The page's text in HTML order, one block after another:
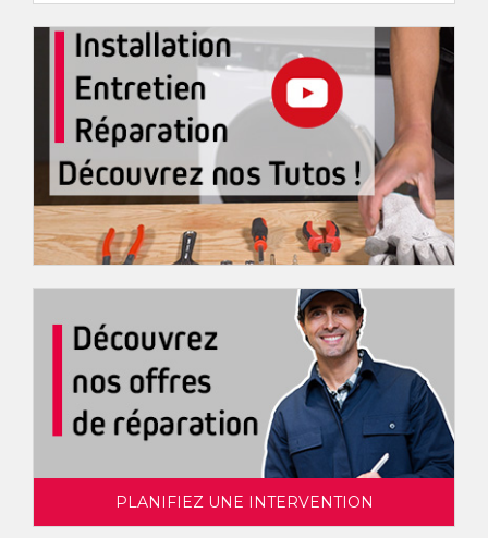
PLANIFIEZ UNE INTERVENTION